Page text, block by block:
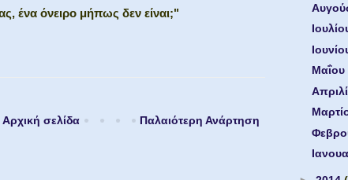
ένα όνειρο μήπως δεν είναι;"
Παλαιότερη Ανάρτηση
Αρχική σελίδα
Μαΐου